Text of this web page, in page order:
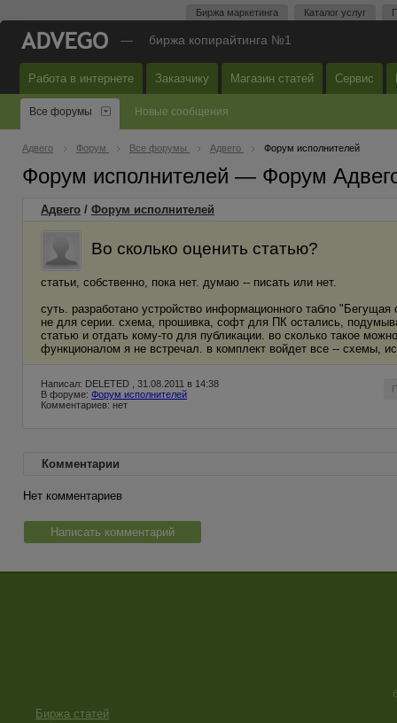
Биржа маркетинга Каталог услуг
— биржа копирайтинга №1
Работа в интернете Заказчику Магазин статей Сервис
Все форумы Новые сообщения
Адвего Форум Все форумы Адвего Форум исполнителей
Форум исполнителей — Форум
Адвего / Форум исполнителей
Во сколько оценить статью?
статьи, собственно, пока нет. думаю -- писать или нет.
суть. разработано устройство информационного табло
не для серии. схема, прошивка, софт для ПК остались,
статью и отдать кому-то для публикации. во сколько такое
функционалом я не встречал. в комплект войдет все -- схемы,
Написал: DELETED , 31.08.2011 в 14:38
В форуме: Форум исполнителей
Комментариев: нет
Комментарии
Нет комментариев
Написать комментарий
Биржа статей